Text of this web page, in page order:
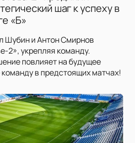
шаг к успеху в
«Б»
Шубин и Антон Смирнов
2», укрепляя команду.
повлияет на будущее
в предстоящих матчах!